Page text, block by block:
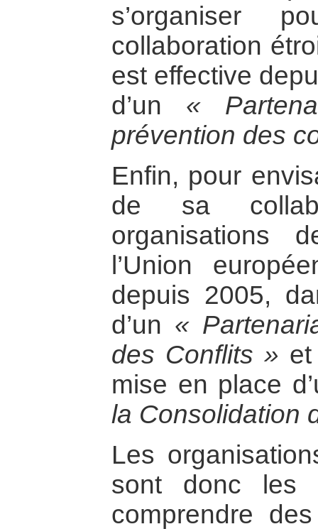
s’organiser
collaboration
est effective
d’un «
prévention des
Enfin, pour
de sa
organisations
l’Union
depuis 2005,
d’un «
des Conflits »
mise en place
la Consolidation
Les
sont donc les
comprendre